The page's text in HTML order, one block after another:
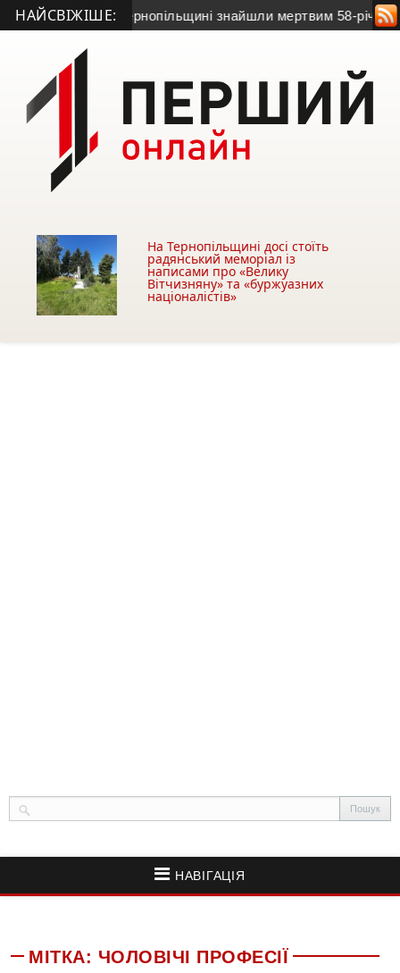
НАЙСВІЖІШЕ:
на зв’язок: на Тернопільщині знайшли мертвим 58-річного
На Тернопільщині досі стоїть
радянський меморіал із
написами про «Велику
Вітчизняну» та «буржуазних
націоналістів»
НАВІГАЦІЯ
МІТКА: ЧОЛОВІЧІ ПРОФЕСІЇ